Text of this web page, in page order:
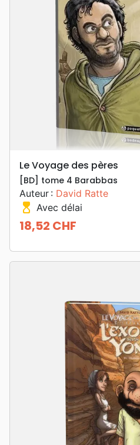
Le Voyage des pères
[BD] tome 4 Barabbas
Auteur : David Ratte
hourglass_top Avec délai
Prix
18,52 CHF